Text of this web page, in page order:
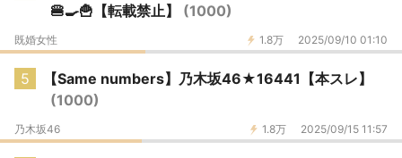
🍔🍳🍟【転載禁止】 (1000)
1.8万 2025/09/10 01:10
既婚女性
5
【Same numbers】乃木坂46★16441【本スレ】
(1000)
1.8万 2025/09/15 11:57
乃木坂46